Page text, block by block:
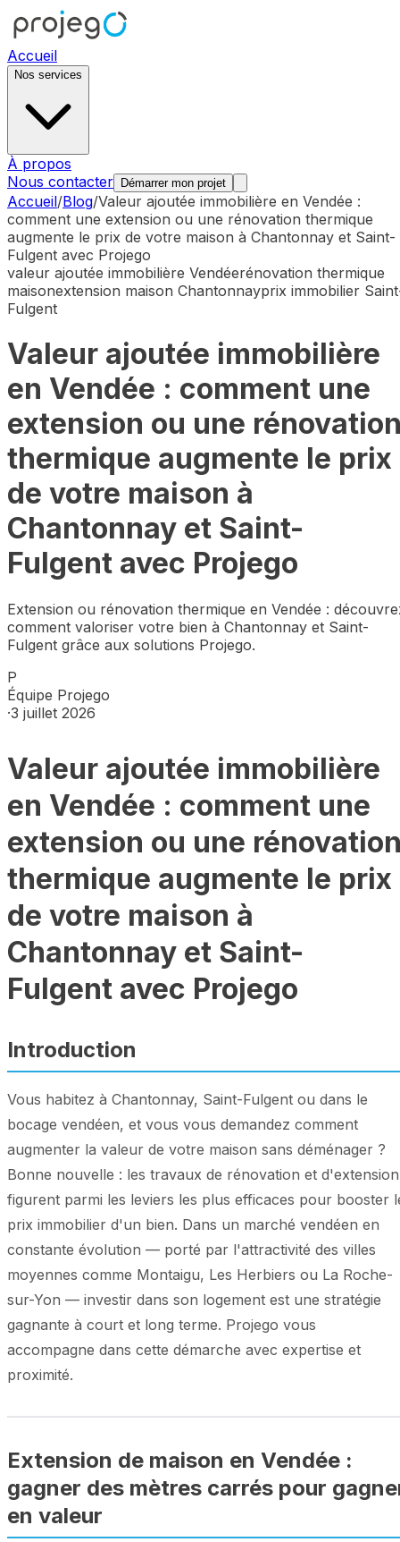
Accueil
Nos services
À propos
Nous contacter
Démarrer mon projet
Accueil/Blog/Valeur ajoutée immobilière en Vendée :
comment une extension ou une rénovation thermique
augmente le prix de votre maison à Chantonnay et Saint-
Fulgent avec Projego
valeur ajoutée immobilière Vendéerénovation thermique
maisonextension maison Chantonnayprix immobilier
Fulgent
Valeur ajoutée immobilière
en Vendée : comment une
extension ou une
thermique augmente le prix
de votre maison à
Chantonnay et Saint-
Fulgent avec Projego
Extension ou rénovation thermique en Vendée :
comment valoriser votre bien à Chantonnay et Saint-
Fulgent grâce aux solutions Projego.
P
Équipe Projego
·3 juillet 2026
Valeur ajoutée immobilière
en Vendée : comment une
extension ou une
thermique augmente le prix
de votre maison à
Chantonnay et Saint-
Fulgent avec Projego
Introduction
Vous habitez à Chantonnay, Saint-Fulgent ou dans le
bocage vendéen, et vous vous demandez comment
augmenter la valeur de votre maison sans déménager ?
Bonne nouvelle : les travaux de rénovation et d'extension
figurent parmi les leviers les plus efficaces pour booster
prix immobilier d'un bien. Dans un marché vendéen en
constante évolution — porté par l'attractivité des villes
moyennes comme Montaigu, Les Herbiers ou La Roche-
sur-Yon — investir dans son logement est une stratégie
gagnante à court et long terme. Projego vous
accompagne dans cette démarche avec expertise et
proximité.
Extension de maison en Vendée :
gagner des mètres carrés pour
en valeur